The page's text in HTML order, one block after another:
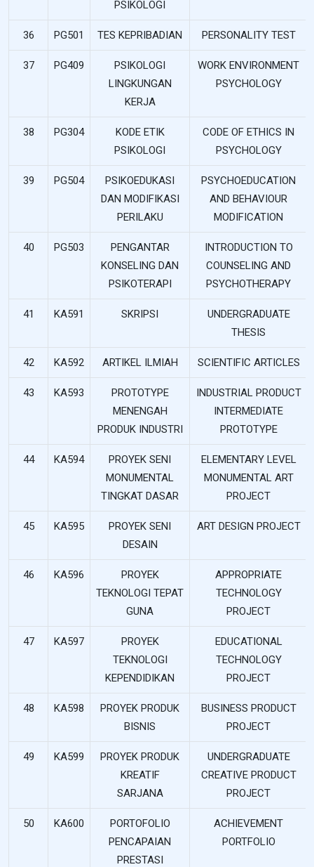
PSIKOLOGI
36 PG501 TES KEPRIBADIAN PERSONALITY TEST
37 PG409
PSIKOLOGI
LINGKUNGAN
KERJA
WORK ENVIRONMENT
PSYCHOLOGY
38 PG304
KODE ETIK
PSIKOLOGI
CODE OF ETHICS IN
PSYCHOLOGY
39 PG504
PSIKOEDUKASI
DAN MODIFIKASI
PERILAKU
PSYCHOEDUCATION
AND BEHAVIOUR
MODIFICATION
40 PG503
PENGANTAR
KONSELING DAN
PSIKOTERAPI
INTRODUCTION TO
COUNSELING AND
PSYCHOTHERAPY
41 KA591 SKRIPSI
UNDERGRADUATE
THESIS
42 KA592 ARTIKEL ILMIAH SCIENTIFIC ARTICLES
43 KA593
PROTOTYPE
MENENGAH
PRODUK INDUSTRI
INDUSTRIAL PRODUCT
INTERMEDIATE
PROTOTYPE
44 KA594
PROYEK SENI
MONUMENTAL
TINGKAT DASAR
ELEMENTARY LEVEL
MONUMENTAL ART
PROJECT
45 KA595
PROYEK SENI
DESAIN
ART DESIGN PROJECT
46 KA596
PROYEK
TEKNOLOGI TEPAT
GUNA
APPROPRIATE
TECHNOLOGY
PROJECT
47 KA597
PROYEK
TEKNOLOGI
KEPENDIDIKAN
EDUCATIONAL
TECHNOLOGY
PROJECT
48 KA598
PROYEK PRODUK
BISNIS
BUSINESS PRODUCT
PROJECT
49 KA599
PROYEK PRODUK
KREATIF
SARJANA
UNDERGRADUATE
CREATIVE PRODUCT
PROJECT
50 KA600
PORTOFOLIO
PENCAPAIAN
PRESTASI
ACHIEVEMENT
PORTFOLIO